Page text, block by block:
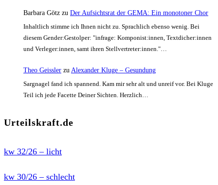
Barbara Götz zu Der Aufsichtsrat der GEMA: Ein monotoner Chor
Inhaltlich stimme ich Ihnen nicht zu. Sprachlich ebenso wenig. Bei
diesem Gender:Gestolper: "infrage: Komponist:innen, Textdicher:innen
und Verleger:innen, samt ihren Stellvertreter:innen."…
Theo Geissler zu Alexander Kluge – Gesundung
Sargnagel fand ich spannend. Kam mir sehr alt und unreif vor. Bei Kluge
Teil ich jede Facette Deiner Sichten. Herzlich…
Urteilskraft.de
kw 32/26 – licht
kw 30/26 – schlecht